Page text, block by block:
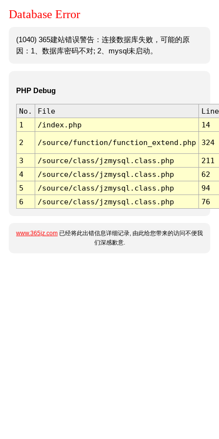
Database Error
(1040) 365建站错误警告：连接数据库失败，可能的原
因：1、数据库密码不对; 2、mysql未启动。
PHP Debug
No. File
Line
1
/index.php 14
2 /source/function/function_extend.php 324
3 /source/class/jzmysql.class.php
211
4
/source/class/jzmysql.class.php
62
5
/source/class/jzmysql.class.php
94
6
/source/class/jzmysql.class.php 76
www.365jz.com 已经将此出错信息详细记录, 由此给您带来的访问不便我
们深感歉意.